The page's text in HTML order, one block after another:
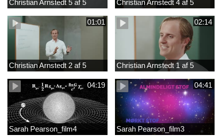
Christian Arnstedt 5 af 5 Christian Arnstedt 4 af 5
01:01
Christian Arnstedt 2 af 5
02:14
Christian Arnstedt 1 af 5
04:19
Sarah Pearson_film4
04:41
Sarah Pearson_film3